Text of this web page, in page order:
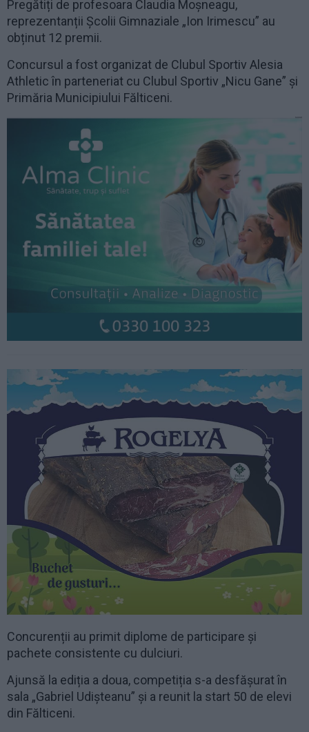
Pregătiți de profesoara Claudia Moșneagu,
reprezentanții Școlii Gimnaziale „Ion Irimescu” au
obținut 12 premii.
Concursul a fost organizat de Clubul Sportiv Alesia
Athletic în parteneriat cu Clubul Sportiv „Nicu Gane” și
Primăria Municipiului Fălticeni.
Concurenții au primit diplome de participare și
pachete consistente cu dulciuri.
Ajunsă la ediția a doua, competiția s-a desfășurat în
sala „Gabriel Udișteanu” și a reunit la start 50 de elevi
din Fălticeni.